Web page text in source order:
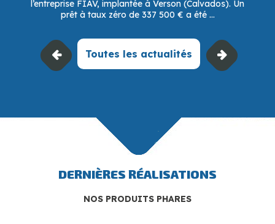
l’entreprise FIAV, implantée à Verson (Calvados). Un
prêt à taux zéro de 337 500 € a été ...
Toutes les actualités
DERNIÈRES RÉALISATIONS
NOS PRODUITS PHARES